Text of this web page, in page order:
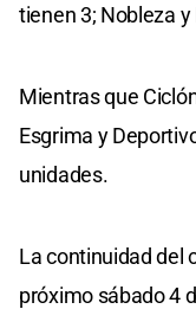
tienen 3; Nobleza y
Mientras que
Esgrima y
unidades.
La continuidad del
próximo sábado 4